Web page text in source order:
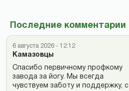
Последние комментарии
6 августа 2026 - 12:12
Камазовцы
Спасибо первичному профкому
завода за йогу. Мы всегда
чувствуем заботу и поддержку, с